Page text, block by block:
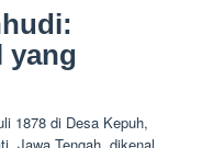
yang
1878 di Desa Kepuh,
Jawa Tengah, dikenal